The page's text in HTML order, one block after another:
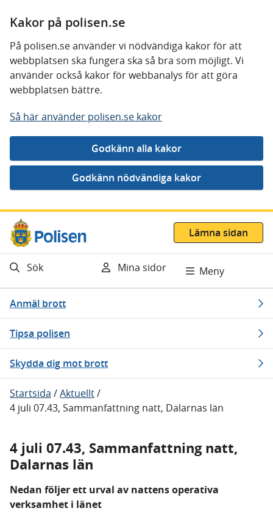
Kakor på polisen.se
På polisen.se använder vi nödvändiga kakor för att
webbplatsen ska fungera ska så bra som möjligt. Vi
använder också kakor för webbanalys för att göra
webbplatsen bättre.
Så här använder polisen.se kakor
Gå direkt till innehåll
Lämna sidan
Sök Mina sidor Meny
Anmäl brott
Tipsa polisen
Skydda dig mot brott
Startsida /Aktuellt/
4 juli 07.43, Sammanfattning natt, Dalarnas län
4 juli 07.43, Sammanfattning natt,
Dalarnas län
Nedan följer ett urval av nattens operativa
verksamhet i länet